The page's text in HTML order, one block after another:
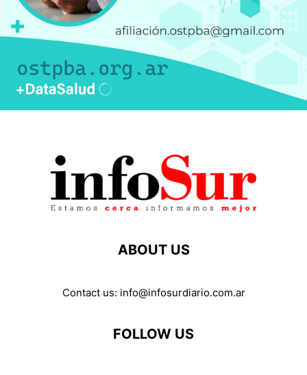
ABOUT US
Contact us: info@infosurdiario.com.ar
FOLLOW US